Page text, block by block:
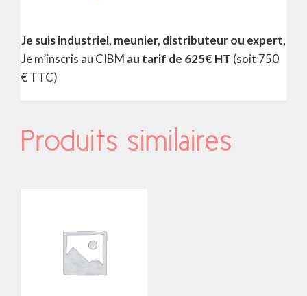
Je suis industriel, meunier, distributeur ou expert,
Je m’inscris au CIBM au tarif de 625€ HT (soit 750
€ TTC)
Produits similaires